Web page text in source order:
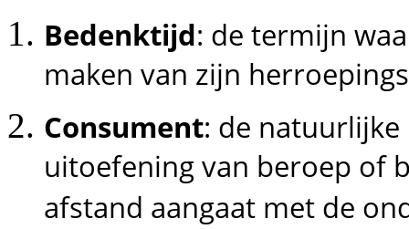
Bedenktijd: de termijn
maken van zijn
Consument: de
uitoefening van beroep of
afstand aangaat met de